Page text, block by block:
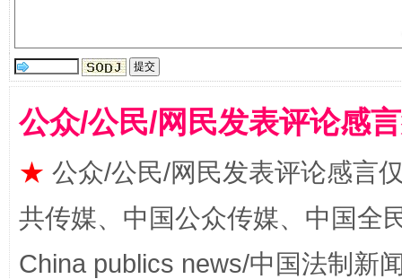
全民健身五年计划来了！等你上场
公众/公民/网民发表评论感
★ 公众/公民/网民发表评论感言
共传媒、中国公众传媒、中国全
China publics news/中国法制新